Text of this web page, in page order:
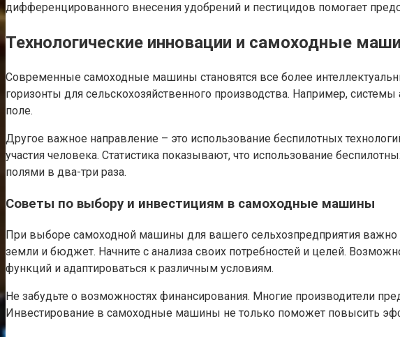
дифференцированного внесения удобрений и пестицидов помогает
Технологические инновации и самоходные
Современные самоходные машины становятся все более
горизонты для сельскохозяйственного производства. Например,
поле.
Другое важное направление – это использование беспилотных
участия человека. Статистика показывают, что использование
полями в два-три раза.
Советы по выбору и инвестициям в самоходные машины
При выборе самоходной машины для вашего сельхозпредприятия
земли и бюджет. Начните с анализа своих потребностей и целей.
функций и адаптироваться к различным условиям.
Не забудьте о возможностях финансирования. Многие производители
Инвестирование в самоходные машины не только поможет повысить